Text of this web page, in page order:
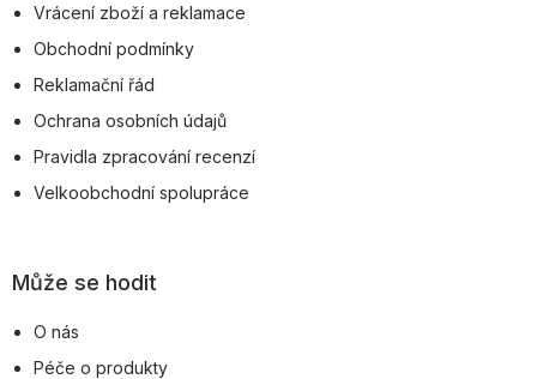
Vrácení zboží a reklamace
Obchodní podmínky
Reklamační řád
Ochrana osobních údajů
Pravidla zpracování recenzí
Velkoobchodní spolupráce
Může se hodit
O nás
Péče o produkty